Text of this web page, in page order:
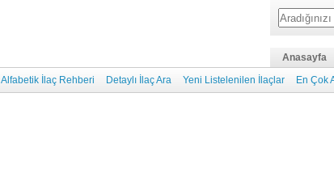
Anasayfa
Alfabetik İlaç Rehberi
Detaylı İlaç Ara Yeni Listelenilen İlaçlar En Çok